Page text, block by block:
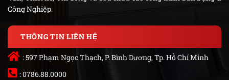
Công Nghiệp.
THÔNG TIN LIÊN HỆ
: 597 Phạm Ngọc Thạch, P. Bình Dương, Tp. Hồ Chí Minh
: 0786.88.0000